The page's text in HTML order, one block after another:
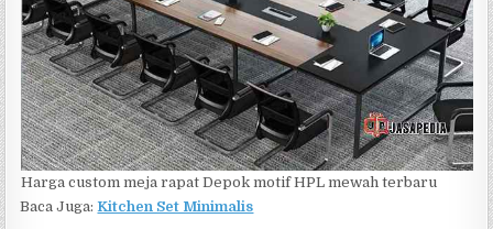
Harga custom meja rapat Depok motif HPL mewah terbaru
Baca Juga:Kitchen Set Minimalis